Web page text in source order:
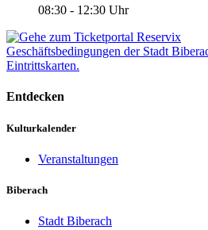
08:30 - 12:30 Uhr
Geschäftsbedingungen der Stadt
Eintrittskarten.
Entdecken
Kulturkalender
Veranstaltungen
Biberach
Stadt Biberach